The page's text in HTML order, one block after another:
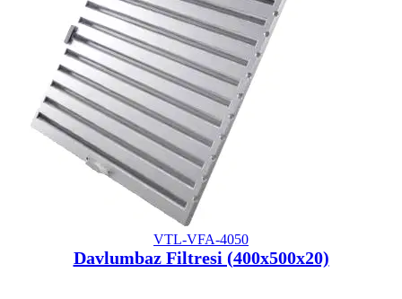
VTL-VFA-4050
Davlumbaz Filtresi (400x500x20)